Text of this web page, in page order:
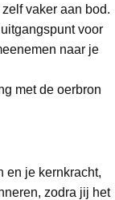
vaker aan bod.
voor
naar je
met de oerbron
en je kernkracht,
zodra jij het